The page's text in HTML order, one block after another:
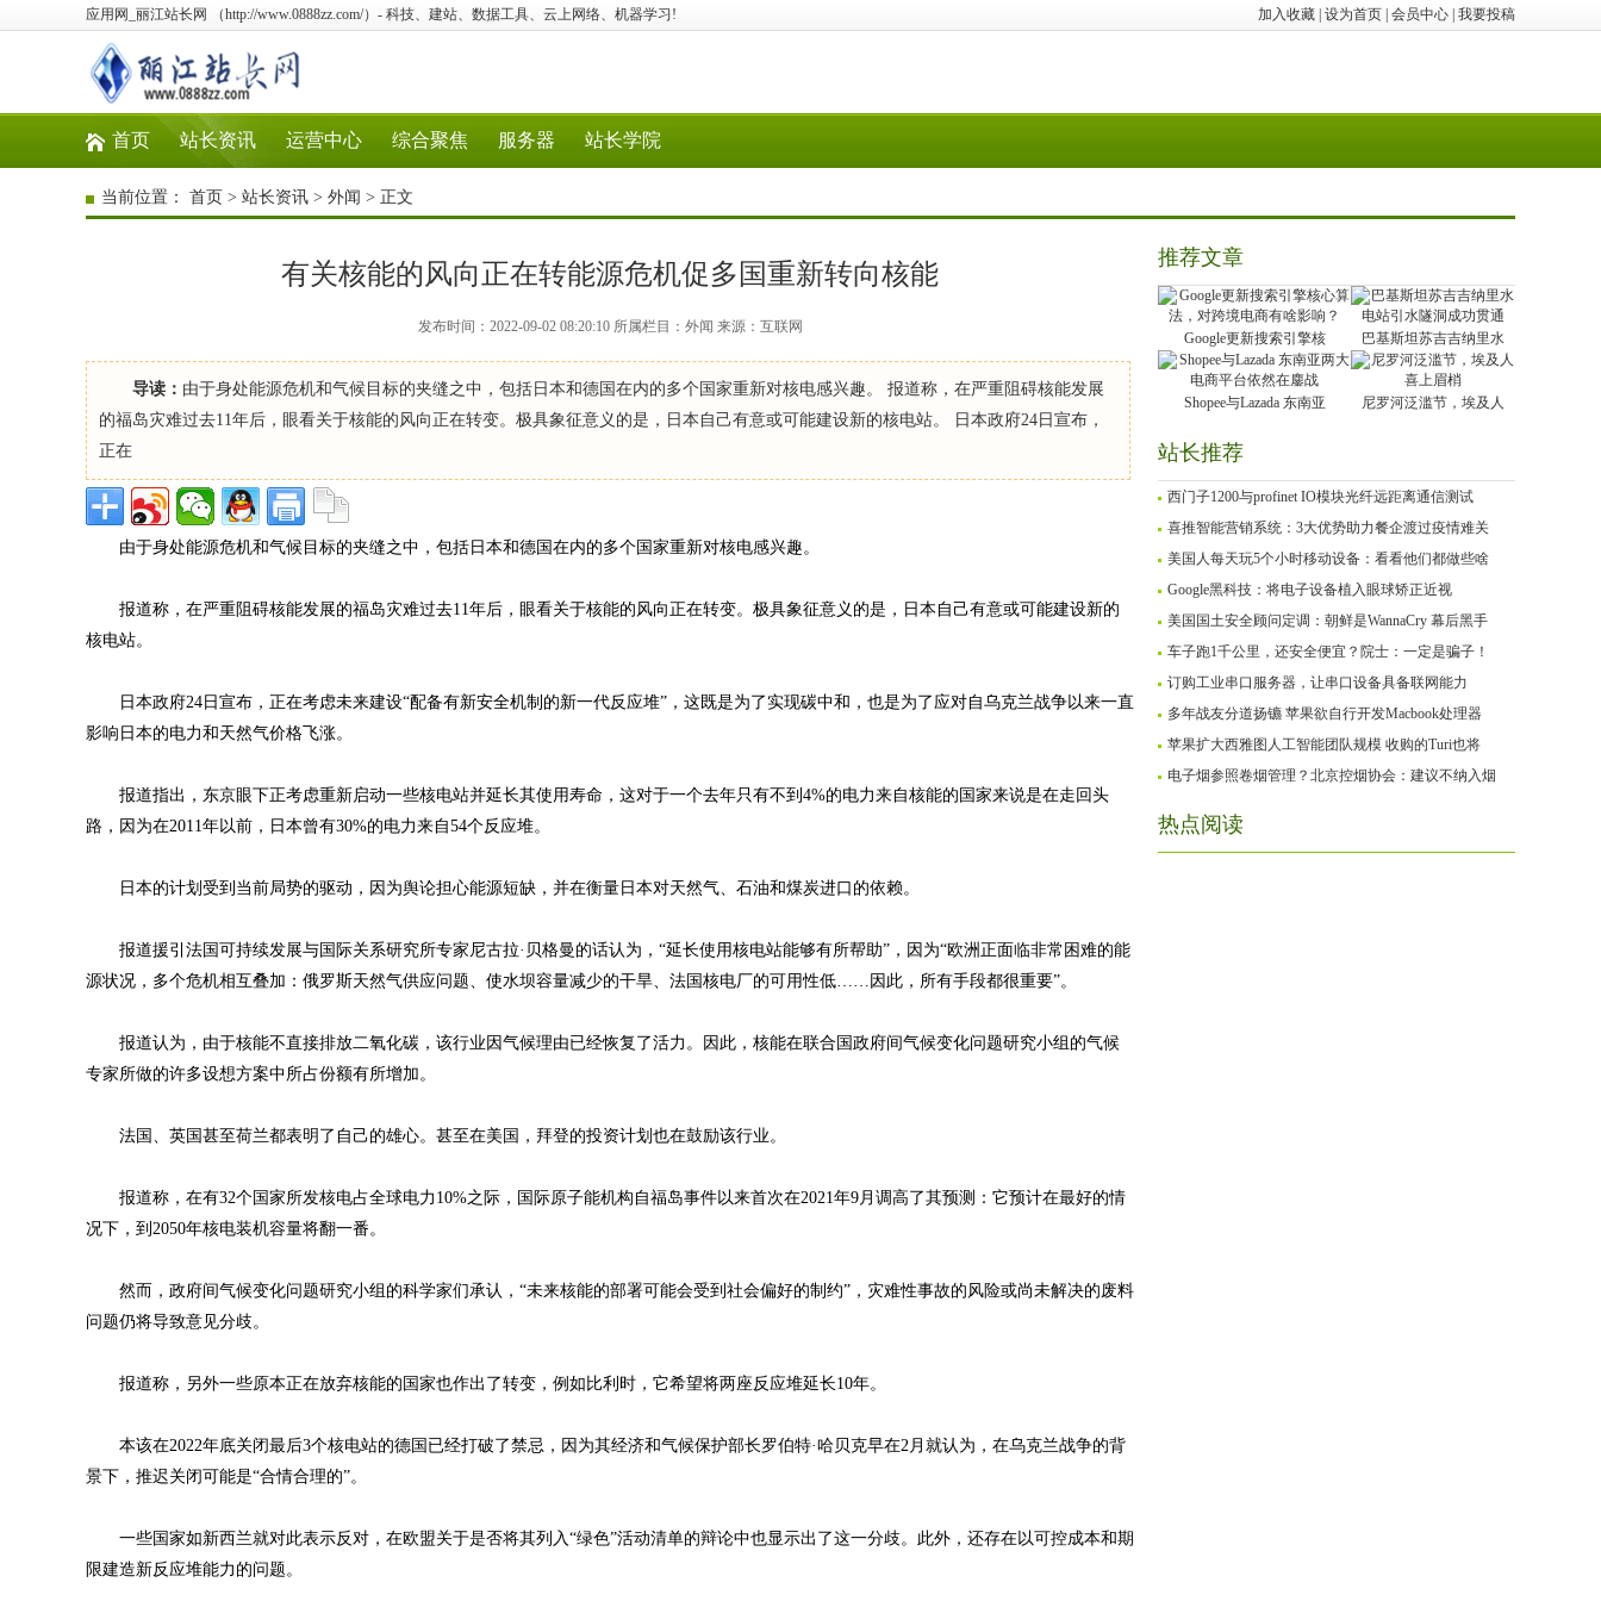
加入收藏 设为首页 会员中心 我要投稿
应用网_丽江站长网 （http://www.0888zz.com/）- 科技、建站、数据工具、云上网络、机器学习!
首页 站长资讯 运营中心 综合聚焦 服务器 站长学院
当前位置： 首页 > 站长资讯 > 外闻 > 正文
有关核能的风向正在转能源危机促多国重新转向核能
发布时间：2022-09-02 08:20:10 所属栏目：外闻 来源：互联网
导读： 由于身处能源危机和气候目标的夹缝之中，包括日本和德国在内的多个国家重新对核电感兴趣。 报道称，在严重阻碍核能发展
的福岛灾难过去11年后，眼看关于核能的风向正在转变。极具象征意义的是，日本自己有意或可能建设新的核电站。 日本政府24日宣布，
正在
由于身处能源危机和气候目标的夹缝之中，包括日本和德国在内的多个国家重新对核电感兴趣。
报道称，在严重阻碍核能发展的福岛灾难过去11年后，眼看关于核能的风向正在转变。极具象征意义的是，日本自己有意或可能建设新的
核电站。
日本政府24日宣布，正在考虑未来建设“配备有新安全机制的新一代反应堆”，这既是为了实现碳中和，也是为了应对自乌克兰战争以来一直
影响日本的电力和天然气价格飞涨。
报道指出，东京眼下正考虑重新启动一些核电站并延长其使用寿命，这对于一个去年只有不到4%的电力来自核能的国家来说是在走回头
路，因为在2011年以前，日本曾有30%的电力来自54个反应堆。
日本的计划受到当前局势的驱动，因为舆论担心能源短缺，并在衡量日本对天然气、石油和煤炭进口的依赖。
报道援引法国可持续发展与国际关系研究所专家尼古拉·贝格曼的话认为，“延长使用核电站能够有所帮助”，因为“欧洲正面临非常困难的能
源状况，多个危机相互叠加：俄罗斯天然气供应问题、使水坝容量减少的干旱、法国核电厂的可用性低……因此，所有手段都很重要”。
报道认为，由于核能不直接排放二氧化碳，该行业因气候理由已经恢复了活力。因此，核能在联合国政府间气候变化问题研究小组的气候
专家所做的许多设想方案中所占份额有所增加。
法国、英国甚至荷兰都表明了自己的雄心。甚至在美国，拜登的投资计划也在鼓励该行业。
报道称，在有32个国家所发核电占全球电力10%之际，国际原子能机构自福岛事件以来首次在2021年9月调高了其预测：它预计在最好的情
况下，到2050年核电装机容量将翻一番。
然而，政府间气候变化问题研究小组的科学家们承认，“未来核能的部署可能会受到社会偏好的制约”，灾难性事故的风险或尚未解决的废料
问题仍将导致意见分歧。
报道称，另外一些原本正在放弃核能的国家也作出了转变，例如比利时，它希望将两座反应堆延长10年。
本该在2022年底关闭最后3个核电站的德国已经打破了禁忌，因为其经济和气候保护部长罗伯特·哈贝克早在2月就认为，在乌克兰战争的背
景下，推迟关闭可能是“合情合理的”。
一些国家如新西兰就对此表示反对，在欧盟关于是否将其列入“绿色”活动清单的辩论中也显示出了这一分歧。此外，还存在以可控成本和期
限建造新反应堆能力的问题。
推荐文章
Google更新搜索引擎核 巴基斯坦苏吉吉纳里水
Shopee与Lazada 东南亚 尼罗河泛滥节，埃及人
站长推荐
西门子1200与profinet IO模块光纤远距离通信测试
喜推智能营销系统：3大优势助力餐企渡过疫情难关
美国人每天玩5个小时移动设备：看看他们都做些啥
Google黑科技：将电子设备植入眼球矫正近视
美国国土安全顾问定调：朝鲜是WannaCry 幕后黑手
车子跑1千公里，还安全便宜？院士：一定是骗子！
订购工业串口服务器，让串口设备具备联网能力
多年战友分道扬镳 苹果欲自行开发Macbook处理器
苹果扩大西雅图人工智能团队规模 收购的Turi也将
电子烟参照卷烟管理？北京控烟协会：建议不纳入烟
热点阅读